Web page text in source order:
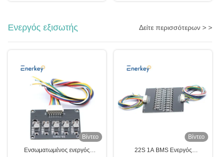
Ενεργός εξισωτής Δείτε περισσότερων > >
Βίντεο
Ενσωματωμένος ενεργός
Βίντεο
22S 1A BMS Ενεργός